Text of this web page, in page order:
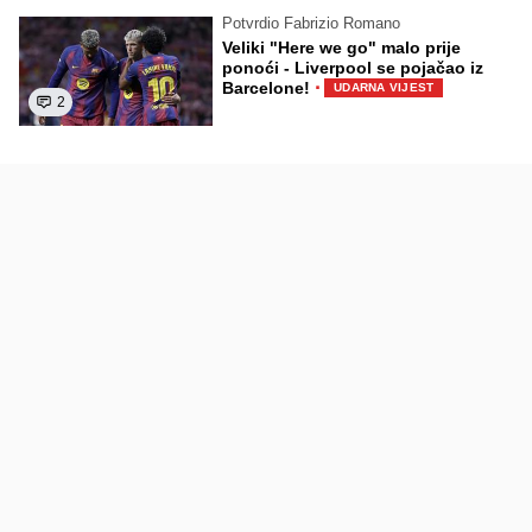
2
Potvrdio Fabrizio Romano
Veliki "Here we go" malo prije
ponoći - Liverpool se pojačao iz
Barcelone! · UDARNA VIJEST